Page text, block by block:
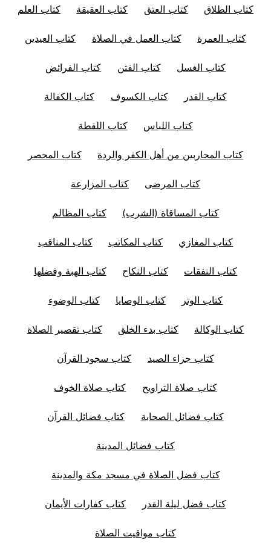
كتاب الطلاق كتاب العتق كتاب العقيقة كتاب العلم
كتاب العمرة كتاب العمل في الصلاة كتاب العيدين
كتاب الغسل كتاب الفتن كتاب الفرائض
كتاب القدر كتاب الكسوف كتاب الكفالة
كتاب اللباس كتاب اللقطة
كتاب المحاربين من أهل الكفر والردة كتاب المحصر
كتاب المرضى كتاب المزارعة
كتاب المساقاة (الشرب) كتاب المظالم
كتاب المغازي كتاب المكاتب كتاب المناقب
كتاب النفقات كتاب النكاح كتاب الهبة وفضلها
كتاب الوتر كتاب الوصايا كتاب الوضوء
كتاب الوكالة كتاب بدء الخلق كتاب تقصير الصلاة
كتاب جزاء الصيد كتاب سجود القرآن
كتاب صلاة التراويح كتاب صلاة الخوف
كتاب فضائل الصحابة كتاب فضائل القرآن
كتاب فضائل المدينة
كتاب فضل الصلاة في مسجد مكة والمدينة
كتاب فضل ليلة القدر كتاب كفارات الأيمان
كتاب مواقيت الصلاة